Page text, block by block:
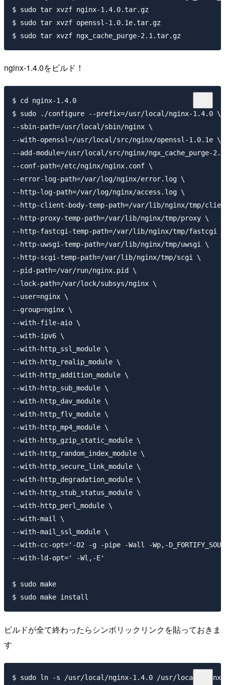
$ sudo tar xvzf nginx-1.4.0.tar.gz
$ sudo tar xvzf openssl-1.0.1e.tar.gz
nginx-1.4.0をビルド！
$ cd nginx-1.4.0
$ sudo ./configure --prefix=/usr/local/nginx-1.4.0 \
--sbin-path=/usr/local/sbin/nginx \
--with-openssl=/usr/local/src/nginx/openssl-1.0.1e \
--add-module=/usr/local/src/nginx/ngx_cache_purge-
--conf-path=/etc/nginx/nginx.conf \
--error-log-path=/var/log/nginx/error.log \
--http-log-path=/var/log/nginx/access.log \
--http-client-body-temp-path=/var/lib/nginx/tmp/
--http-proxy-temp-path=/var/lib/nginx/tmp/proxy \
--http-fastcgi-temp-path=/var/lib/nginx/tmp/fastcgi \
--http-uwsgi-temp-path=/var/lib/nginx/tmp/uwsgi \
--http-scgi-temp-path=/var/lib/nginx/tmp/scgi \
--pid-path=/var/run/nginx.pid \
--lock-path=/var/lock/subsys/nginx \
--user=nginx \
--group=nginx \
--with-file-aio \
--with-ipv6 \
--with-http_ssl_module \
--with-http_realip_module \
--with-http_addition_module \
--with-http_sub_module \
--with-http_dav_module \
--with-http_flv_module \
--with-http_mp4_module \
--with-http_gzip_static_module \
--with-http_random_index_module \
--with-http_secure_link_module \
--with-http_degradation_module \
--with-http_stub_status_module \
--with-http_perl_module \
--with-mail \
--with-mail_ssl_module \
--with-cc-opt='-O2 -g -pipe -Wall -Wp,-
--with-ld-opt=' -Wl,-E'
$ sudo make
ビルドが全て終わったらシンボリックリンクを貼っておきま
す